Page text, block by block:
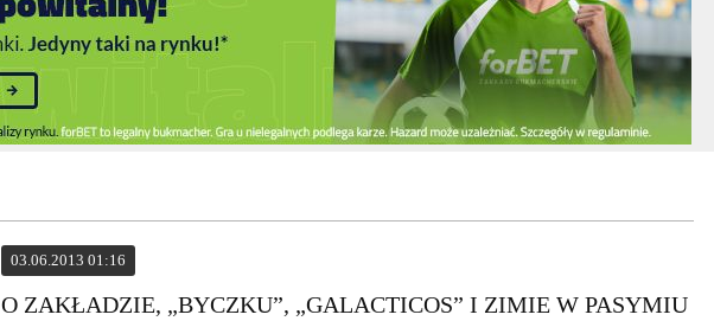
03.06.2013 01:16
O ZAKŁADZIE, „BYCZKU”, „GALACTICOS” I ZIMIE W PASYMIU